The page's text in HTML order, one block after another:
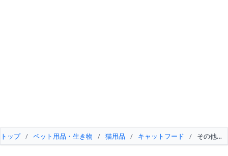
トップ / ペット用品・生き物 / 猫用品 / キャットフード / その他キ